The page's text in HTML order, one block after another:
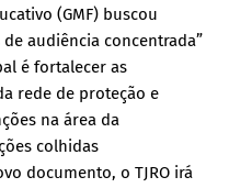
(GMF) buscou
audiência concentrada”
é fortalecer as
rede de proteção e
na área da
colhidas
documento, o TJRO irá